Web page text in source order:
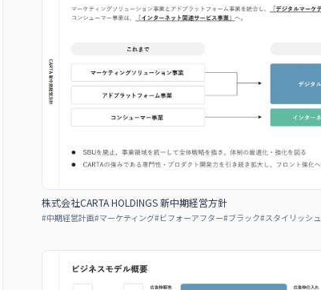
株式会社CARTA HOLDINGS 新中期経営方針
#中期経営計画#マーケティング#ビフォーアフター#ブラック#スタイリッシュ